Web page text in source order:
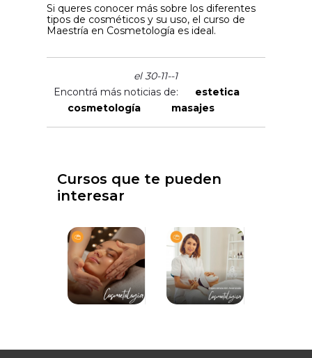
Si queres conocer más sobre los diferentes
tipos de cosméticos y su uso, el curso de
Maestría en Cosmetología es ideal.
el 30-11--1
Encontrá más noticias de:
estetica
cosmetología
masajes
Cursos que te pueden
interesar